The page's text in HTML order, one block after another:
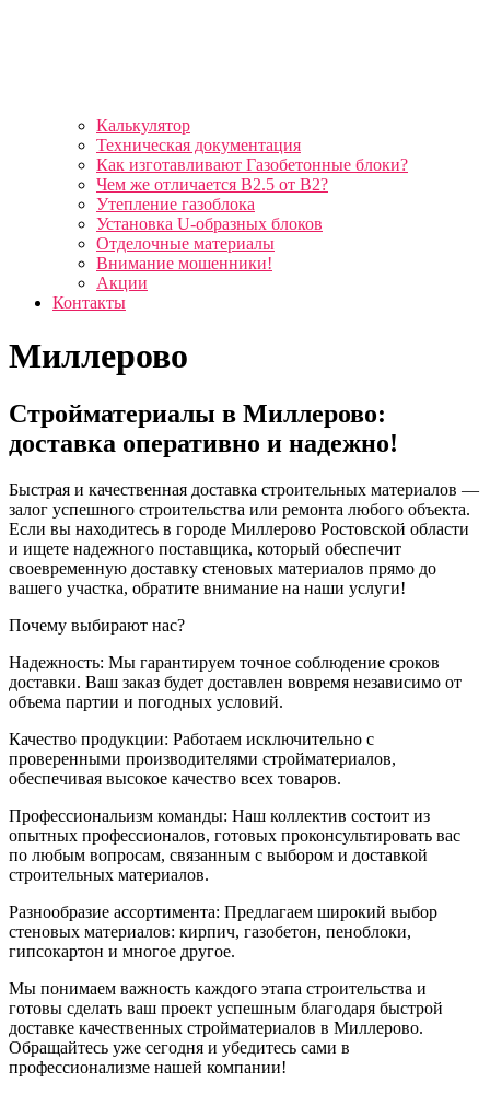
Калькулятор
Техническая документация
Как изготавливают Газобетонные блоки?
Чем же отличается B2.5 от B2?
Утепление газоблока
Установка U-образных блоков
Отделочные материалы
Внимание мошенники!
Акции
Контакты
Миллерово
Стройматериалы в Миллерово:
доставка оперативно и надежно!
Быстрая и качественная доставка строительных материалов —
залог успешного строительства или ремонта любого объекта.
Если вы находитесь в городе Миллерово Ростовской области
и ищете надежного поставщика, который обеспечит
своевременную доставку стеновых материалов прямо до
вашего участка, обратите внимание на наши услуги!
Почему выбирают нас?
Надежность: Мы гарантируем точное соблюдение сроков
доставки. Ваш заказ будет доставлен вовремя независимо от
объема партии и погодных условий.
Качество продукции: Работаем исключительно с
проверенными производителями стройматериалов,
обеспечивая высокое качество всех товаров.
Профессиональизм команды: Наш коллектив состоит из
опытных профессионалов, готовых проконсультировать вас
по любым вопросам, связанным с выбором и доставкой
строительных материалов.
Разнообразие ассортимента: Предлагаем широкий выбор
стеновых материалов: кирпич, газобетон, пеноблоки,
гипсокартон и многое другое.
Мы понимаем важность каждого этапа строительства и
готовы сделать ваш проект успешным благодаря быстрой
доставке качественных стройматериалов в Миллерово.
Обращайтесь уже сегодня и убедитесь сами в
профессионализме нашей компании!